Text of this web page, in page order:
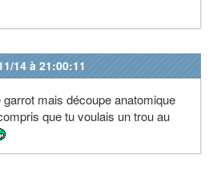
14 à 21:00:11
mais découpe anatomique
que tu voulais un trou au